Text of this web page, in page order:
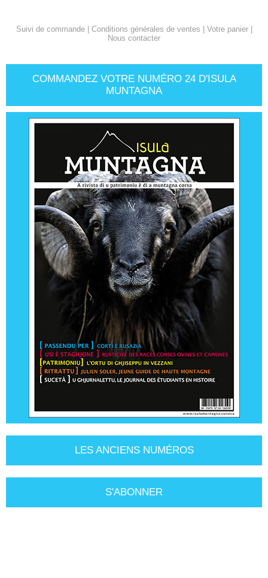
Suivi de commande | Conditions générales de ventes | Votre panier |
Nous contacter
COMMANDEZ VOTRE NUMÉRO 24 D'ISULA
MUNTAGNA
LES ANCIENS NUMÉROS
S'ABONNER